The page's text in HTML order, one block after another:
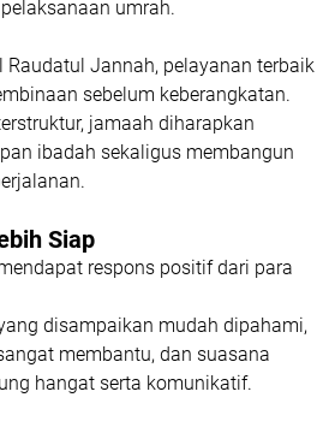
umrah.
Raudatul Jannah, pelayanan terbaik
sebelum keberangkatan.
jamaah diharapkan
ibadah sekaligus membangun
Siap
respons positif dari para
disampaikan mudah dipahami,
membantu, dan suasana
hangat serta komunikatif.